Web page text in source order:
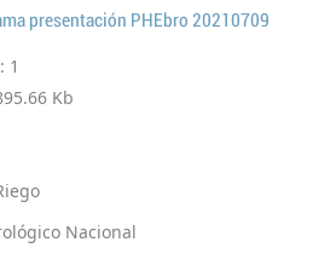
presentación PHEbro 20210709
1
Kb
Nacional